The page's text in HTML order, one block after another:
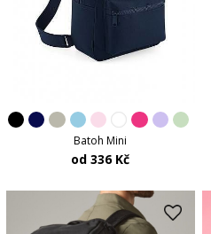
Batoh Mini
od 336 Kč